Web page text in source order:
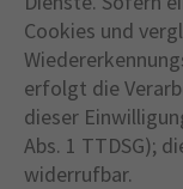
Cookies und
erfolgt die
dieser
Abs. 1 TTDSG);
widerrufbar.